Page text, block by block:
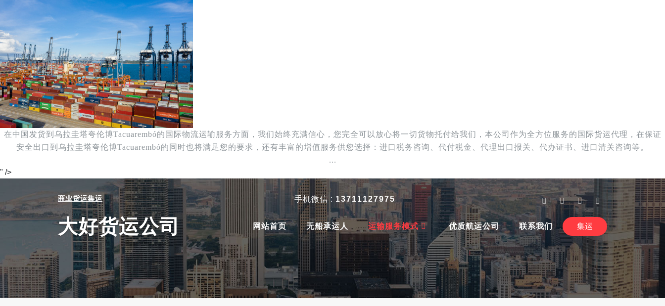
在中国发货到乌拉圭塔夸伦博Tacuarembó的国际物流运输服务方面，我们始终充满信心，您完全可以放心将一切货物托付给我们，本公司作为全方位服务的国际货运代理，在保证
安全出口到乌拉圭塔夸伦博Tacuarembó的同时也将满足您的要求，还有丰富的增值服务供您选择：进口税务咨询、代付税金、代理出口报关、代办证书、进口清关咨询等。
...
" />
商业货运集运 手机微信 : 13711127975
大好货运公司 网站首页竞争力的服务
无船承运人 运输服务模式 优质航运公司 联系我们 集运